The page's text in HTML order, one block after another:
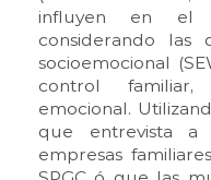
influyen en el
considerando las
socioemocional
control
emocional.
que entrevista a
empresas